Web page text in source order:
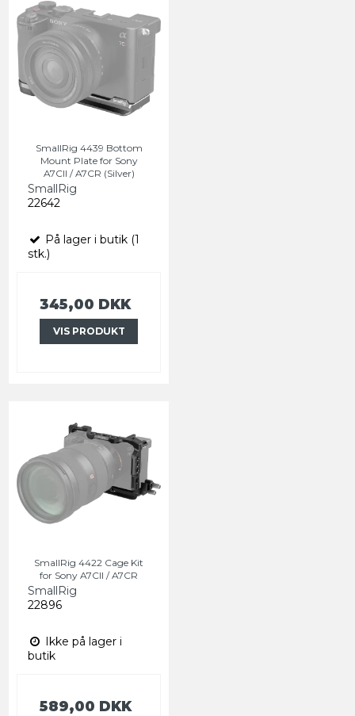
SmallRig 4439 Bottom
Mount Plate for Sony
A7CII / A7CR (Silver)
SmallRig
22642
På lager i butik (1
stk.)
345,00 DKK
VIS PRODUKT
SmallRig 4422 Cage Kit
for Sony A7CII / A7CR
SmallRig
22896
Ikke på lager i
butik
589,00 DKK